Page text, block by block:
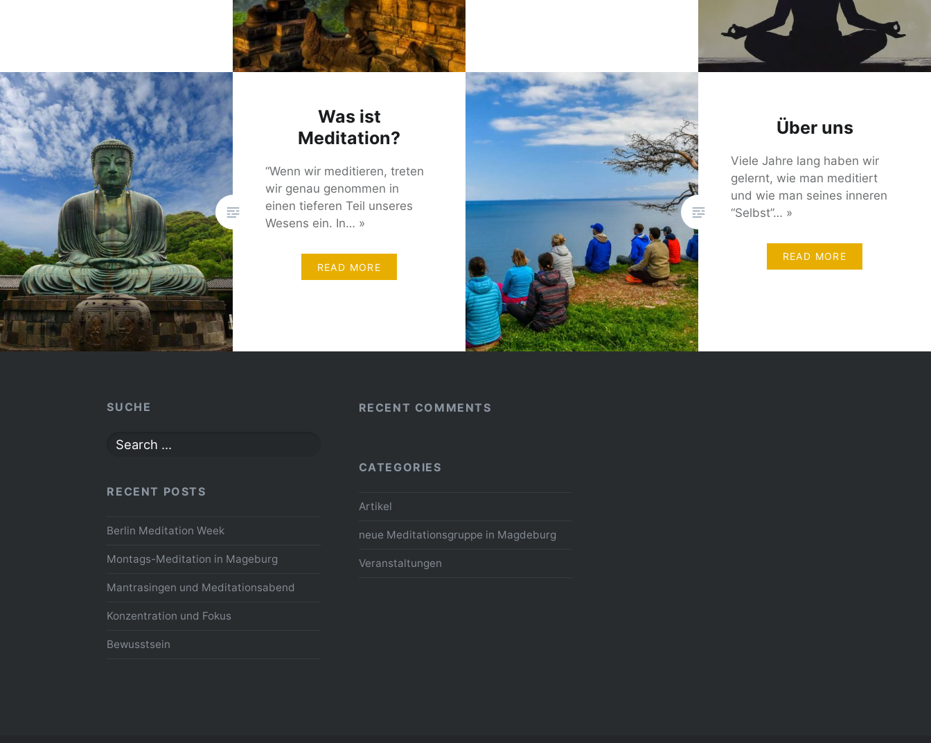
Was ist
Meditation?
“Wenn wir meditieren, treten
wir genau genommen in
einen tieferen Teil unseres
Wesens ein. In… »
READ MORE
Über uns
Viele Jahre lang haben wir
gelernt, wie man meditiert
und wie man seines inneren
“Selbst”… »
READ MORE
SUCHE
Search
RECENT POSTS
Berlin Meditation Week
Montags-Meditation in Mageburg
Mantrasingen und Meditationsabend
Konzentration und Fokus
Bewusstsein
RECENT COMMENTS
CATEGORIES
Artikel
neue Meditationsgruppe in Magdeburg
Veranstaltungen